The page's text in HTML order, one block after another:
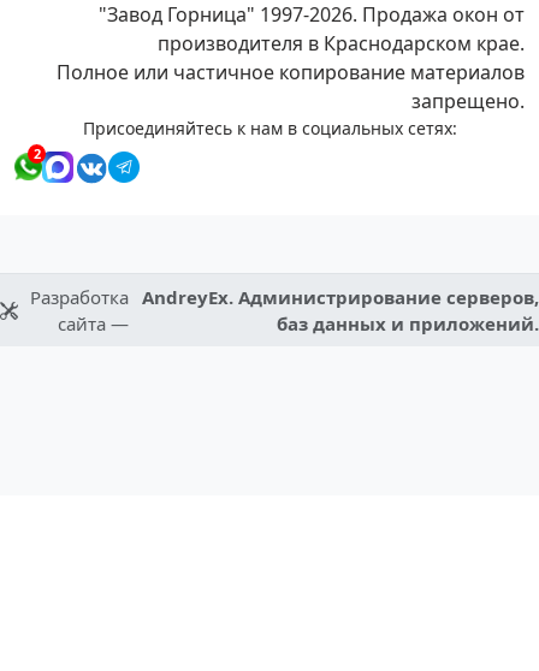
"Завод Горница" 1997-2026. Продажа окон от
производителя в Краснодарском крае.
Полное или частичное копирование материалов
запрещено.
Присоединяйтесь к нам в социальных сетях:
2
Разработка
сайта —
AndreyEx. Администрирование серверов,
баз данных и приложений.